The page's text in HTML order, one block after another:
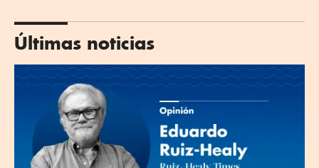
Últimas noticias